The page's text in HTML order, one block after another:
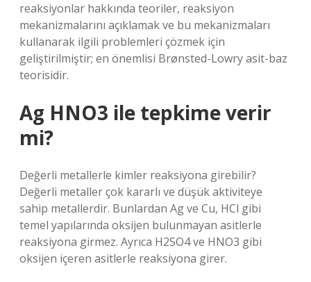
reaksiyonlar hakkında teoriler, reaksiyon
mekanizmalarını açıklamak ve bu mekanizmaları
kullanarak ilgili problemleri çözmek için
geliştirilmiştir; en önemlisi Brønsted-Lowry asit-baz
teorisidir.
Ag HNO3 ile tepkime verir
mi?
Değerli metallerle kimler reaksiyona girebilir?
Değerli metaller çok kararlı ve düşük aktiviteye
sahip metallerdir. Bunlardan Ag ve Cu, HCl gibi
temel yapılarında oksijen bulunmayan asitlerle
reaksiyona girmez. Ayrıca H2SO4 ve HNO3 gibi
oksijen içeren asitlerle reaksiyona girer.